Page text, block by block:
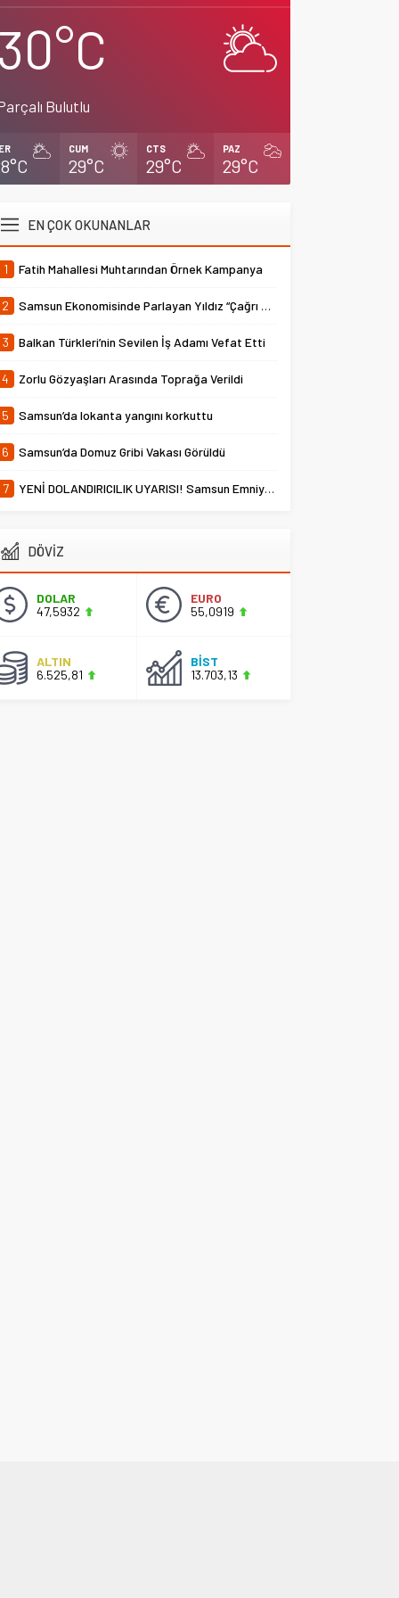
30°C
Bulutlu
CUM
29°C
CTS
29°C
PAZ
29°C
EN ÇOK OKUNANLAR
1 Fatih Mahallesi Muhtarından Örnek Kampanya
2 Samsun Ekonomisinde Parlayan Yıldız “Çağrı Temper”
3 Balkan Türkleri’nin Sevilen İş Adamı Vefat Etti
4 Zorlu Gözyaşları Arasında Toprağa Verildi
5 Samsun’da lokanta yangını korkuttu
6 Samsun’da Domuz Gribi Vakası Görüldü
7 YENİ DOLANDIRICILIK UYARISI! Samsun Emniyet Müdürlüğü Uyardı
DÖVİZ
DOLAR
47,5932
EURO
55,0919
ALTIN
6.525,81
BİST
13.703,13